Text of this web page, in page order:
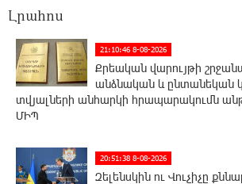
Լրահոս
21:10:46 8-08-2026
Քրեական վարույթի
անձնական և ընտանեկան
տվյալների անհարկի հրապարակումն
ՄԻՊ
20:51:38 8-08-2026
Զելենսկին ու Վուչիչը